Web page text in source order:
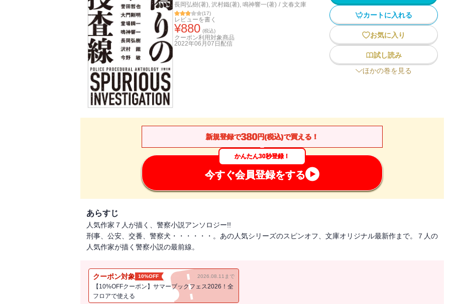
長岡弘樹(著), 沢村鐵(著), 鳴神響一(著) / 文春文庫
(17)
レビューを書く
¥880 (税込)
クーポン利用対象商品
2022年06月07日 配信
カートに入れる
お気に入り
試し読み
ほかの巻を見る
新規登録で380円(税込)で買える！
かんたん30秒登録！
今すぐ会員登録をする
あらすじ
人気作家７人が描く、警察小説アンソロジー!!
刑事、公安、交番、警察犬・・・・・・。あの人気シリーズのスピンオフ、文庫オリジナル最新作まで。７人の
人気作家が描く警察小説の最前線。
クーポン対象 10%OFF 2026.08.11まで
【10%OFFクーポン】サマーブックフェス2026！全
フロアで使える